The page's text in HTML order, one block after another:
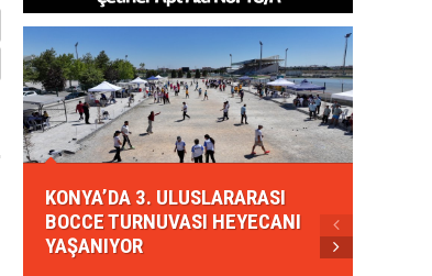
KONYA’DA 3. ULUSLARARASI
BOCCE TURNUVASI HEYECANI
YAŞANIYOR